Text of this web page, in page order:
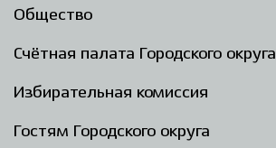
Общество
Счётная палата Городского округа
Избирательная комиссия
Гостям Городского округа